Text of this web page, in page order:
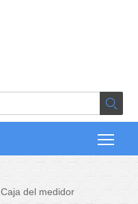

Caja del medidor